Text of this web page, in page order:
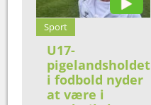
Sport
U17-
pigelandsholdet
i fodbold nyder
at være i